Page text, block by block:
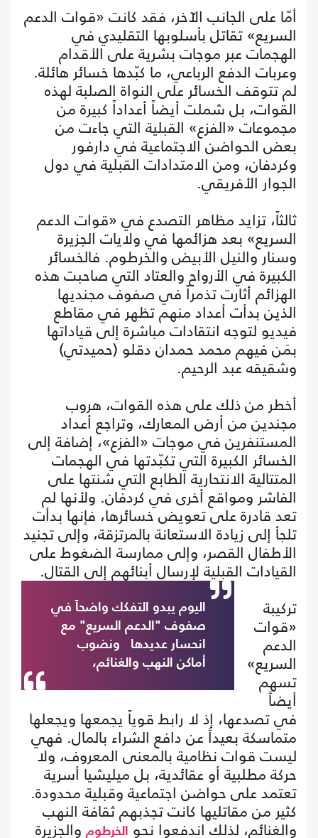
أمّا على الجانب الآخر، فقد كانت «قوات الدعم
السريع» تقاتل بأسلوبها التقليدي في
الهجمات عبر موجات بشرية على الأقدام
وعربات الدفع الرباعي، ما كبّدها خسائر هائلة.
لم تتوقف الخسائر على النواة الصلبة لهذه
القوات، بل شملت أيضاً أعداداً كبيرة من
مجموعات «الفزع» القبلية التي جاءت من
بعض الحواضن الاجتماعية في دارفور
وكردفان، ومن الامتدادات القبلية في دول
الجوار الأفريقي.
ثالثاً، تزايد مظاهر التصدع في «قوات الدعم
السريع» بعد هزائمها في ولايات الجزيرة
وسنار والنيل الأبيض والخرطوم. فالخسائر
الكبيرة في الأرواح والعتاد التي صاحبت هذه
الهزائم أثارت تذمراً في صفوف مجنديها
الذين بدأت أعداد منهم تظهر في مقاطع
فيديو لتوجه انتقادات مباشرة إلى قياداتها
بمَن فيهم محمد حمدان دقلو (حميدتي)
وشقيقه عبد الرحيم.
أخطر من ذلك على هذه القوات، هروب
مجندين من أرض المعارك، وتراجع أعداد
المستنفرين في موجات «الفزع»، إضافة إلى
الخسائر الكبيرة التي تكبّدتها في الهجمات
المتتالية الانتحارية الطابع التي شنتها على
الفاشر ومواقع أخرى في كردفان. ولأنها لم
تعد قادرة على تعويض خسائرها، فإنها بدأت
تلجأ إلى زيادة الاستعانة بالمرتزقة، وإلى تجنيد
الأطفال القصر، وإلى ممارسة الضغوط على
القيادات القبلية لإرسال أبنائهم إلى القتال.
اليوم يبدو التفكك واضحاً في
صفوف "الدعم السريع" مع
انحسار عديدها ونضوب
أماكن النهب والغنائم،
تركيبة
«قوات
الدعم
السريع»
تسهم
أيضاً
في تصدعها، إذ لا رابط قوياً يجمعها ويجعلها
متماسكة بعيداً عن دافع الشراء بالمال. فهي
ليست قوات نظامية بالمعنى المعروف، ولا
حركة مطلبية أو عقائدية، بل ميليشيا أسرية
تعتمد على حواضن اجتماعية وقبلية محدودة.
كثير من مقاتليها كانت تجذبهم ثقافة النهب
والغنائم، لذلك اندفعوا نحو الخرطوم والجزيرة